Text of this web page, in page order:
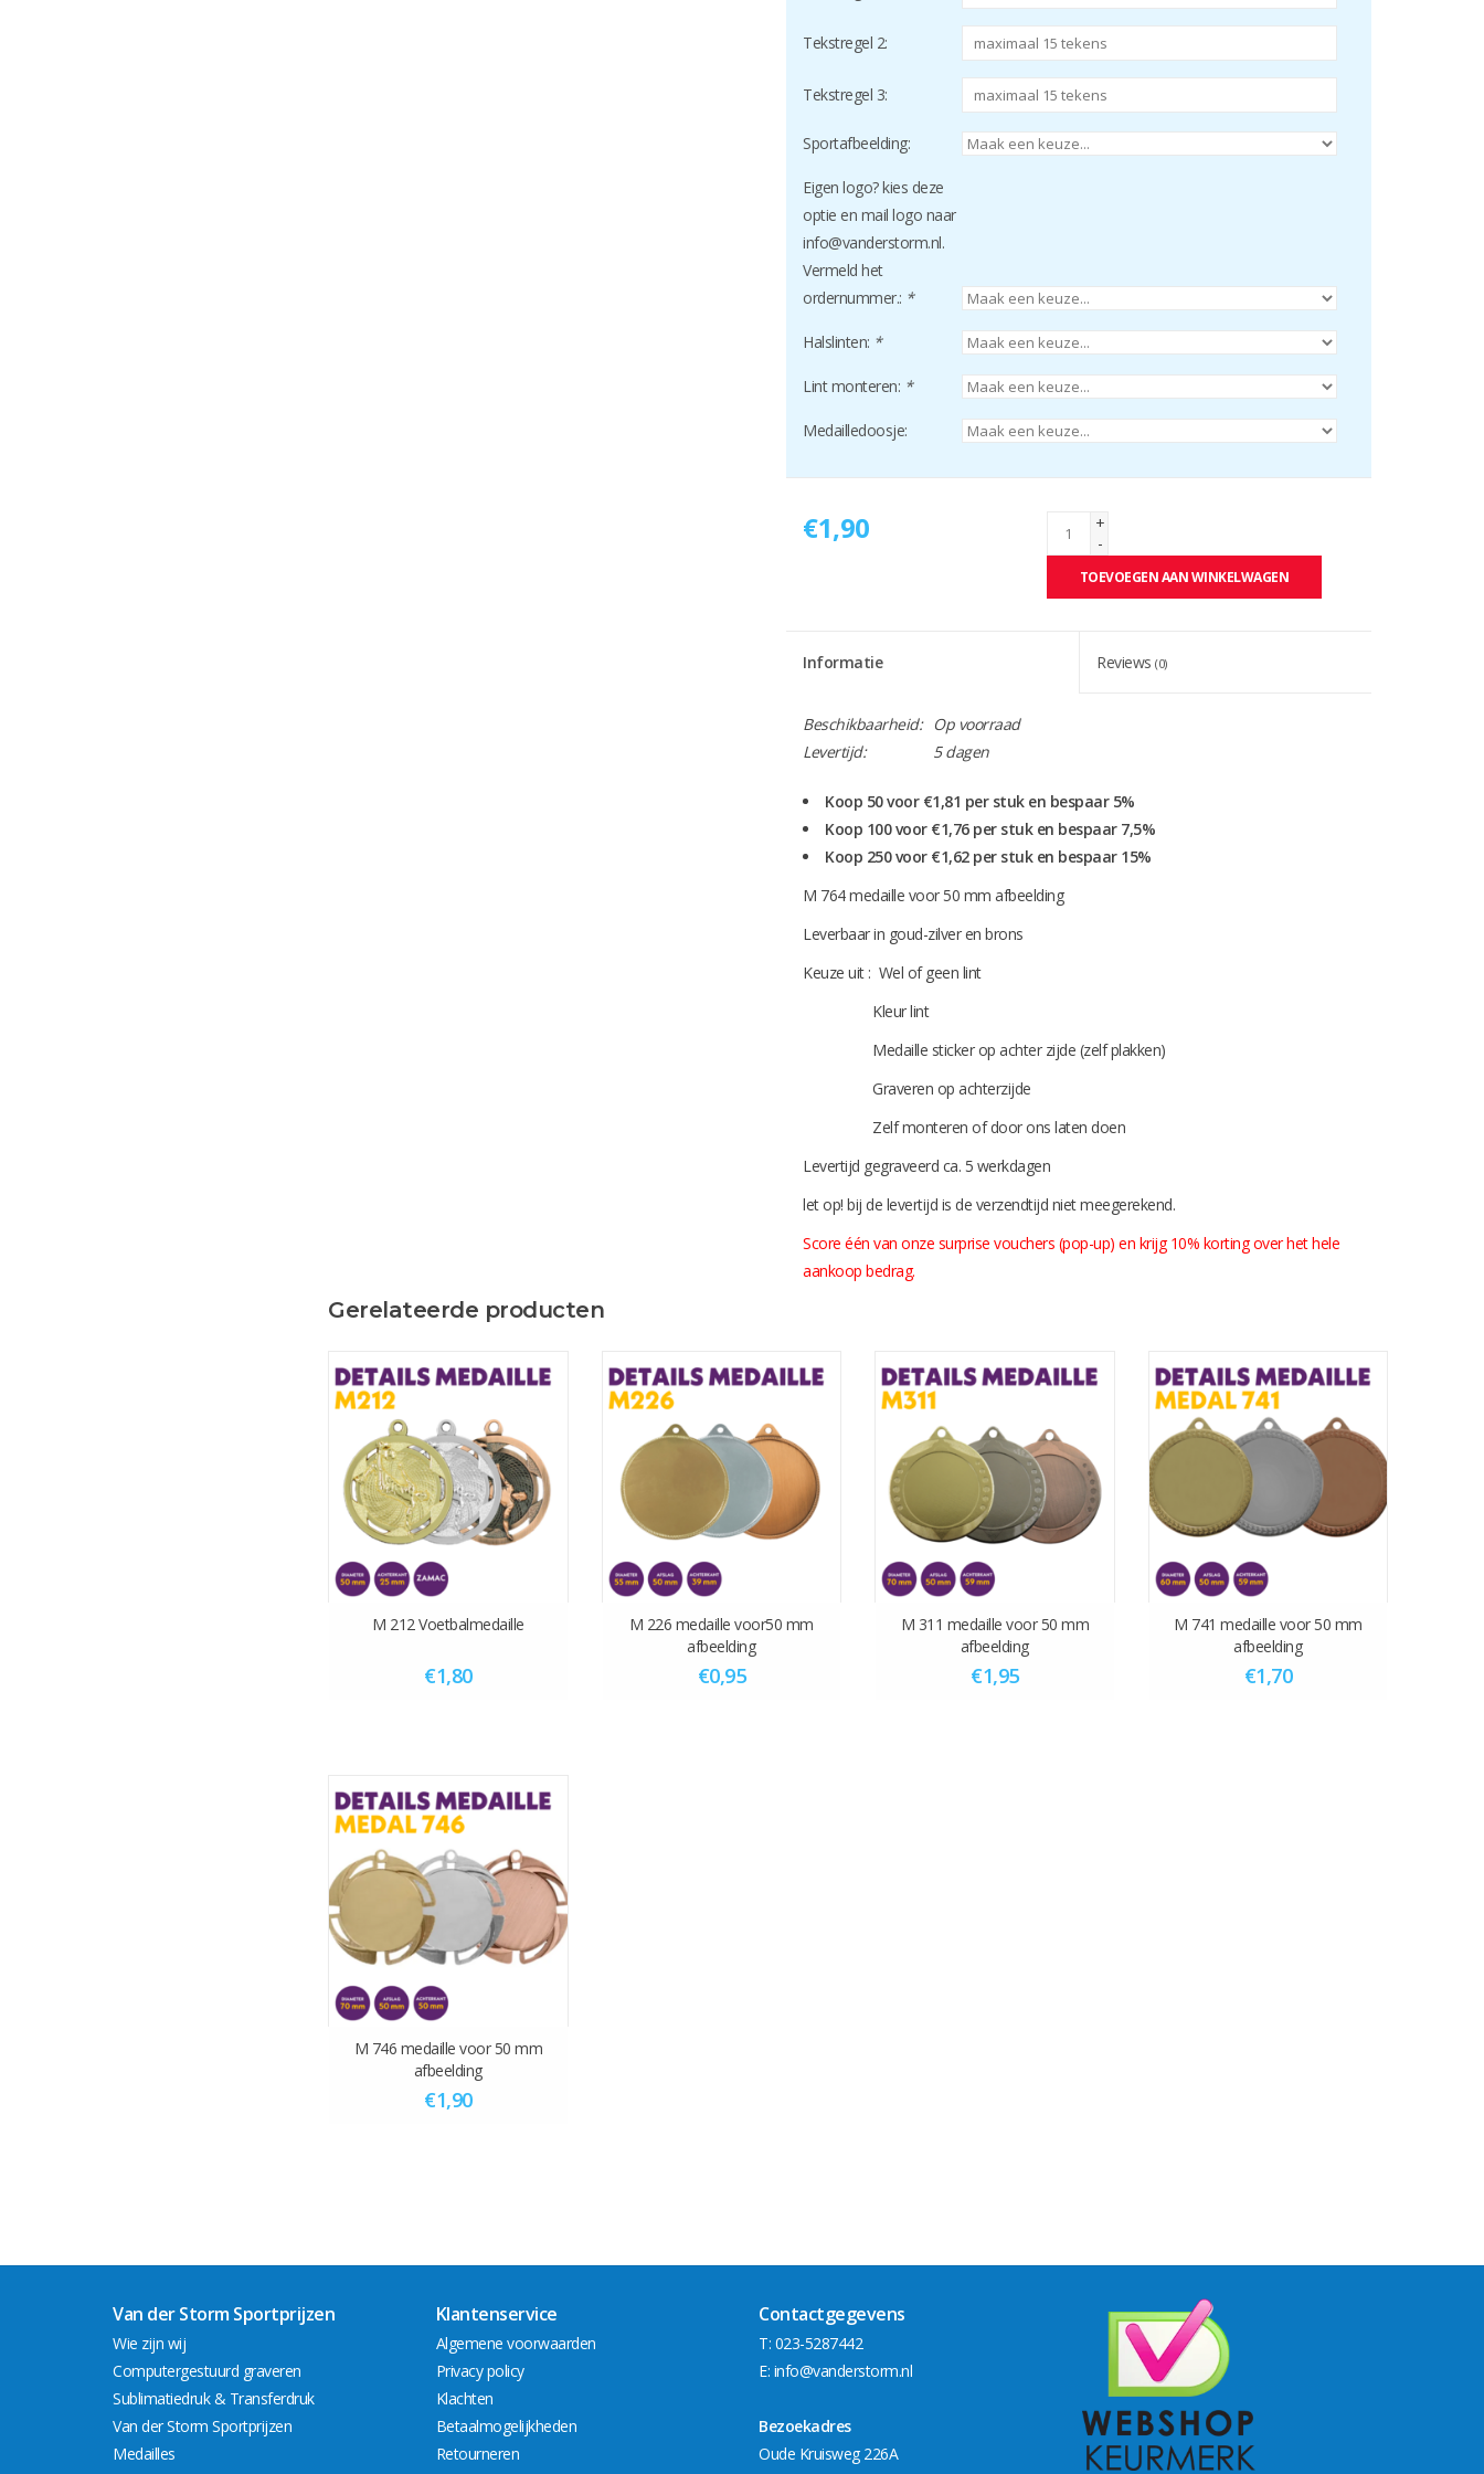
Tekstregel 2:
Tekstregel 3:
Sportafbeelding:
Eigen logo? kies deze
optie en mail logo naar
info@vanderstorm.nl.
Vermeld het
ordernummer.: *
Halslinten: *
Lint monteren: *
Medailledoosje:
€1,90
+
-
TOEVOEGEN AAN WINKELWAGEN
Informatie Reviews (0)
Beschikbaarheid:
Op voorraad
Levertijd:
5 dagen
Koop 50 voor €1,81 per stuk en bespaar 5%
Koop 100 voor €1,76 per stuk en bespaar 7,5%
Koop 250 voor €1,62 per stuk en bespaar 15%
M 764 medaille voor 50 mm afbeelding
Leverbaar in goud-zilver en brons
Keuze uit : Wel of geen lint
Kleur lint
Medaille sticker op achter zijde (zelf plakken)
Graveren op achterzijde
Zelf monteren of door ons laten doen
Levertijd gegraveerd ca. 5 werkdagen
let op! bij de levertijd is de verzendtijd niet meegerekend.
Score één van onze surprise vouchers (pop-up) en krijg 10% korting over het hele
aankoop bedrag.
Gerelateerde producten
M 212 Voetbalmedaille
€1,80
M 226 medaille voor50 mm
afbeelding
€0,95
M 311 medaille voor 50 mm
afbeelding
€1,95
M 741 medaille voor 50 mm
afbeelding
€1,70
M 746 medaille voor 50 mm
afbeelding
€1,90
Van der Storm Sportprijzen
Wie zijn wij
Computergestuurd graveren
Sublimatiedruk & Transferdruk
Van der Storm Sportprijzen
Medailles
Klantenservice
Algemene voorwaarden
Privacy policy
Klachten
Betaalmogelijkheden
Retourneren
Contactgegevens
T: 023-5287442
E: info@vanderstorm.nl
Bezoekadres
Oude Kruisweg 226A